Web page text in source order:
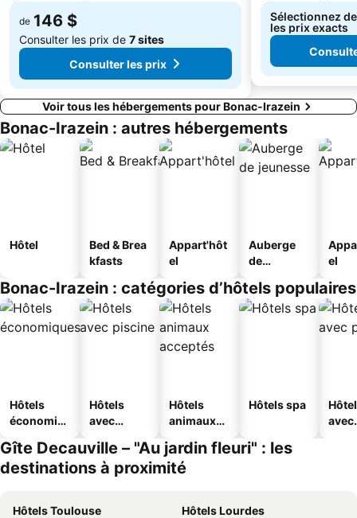
de 146 $
Consulter les prix de 7 sites
Consulter les prix
Sélectionnez
les prix exacts
Voir tous les hébergements pour Bonac-Irazein
Bonac-Irazein : autres hébergements
Hôtel
Bed & Brea
kfasts
Appart'hôt
el
Auberge
de
el
Bonac-Irazein : catégories d’hôtels populaires
Hôtels
économiq
Hôtels
avec
Hôtels
animaux
Hôtels spa
avec
Gîte Decauville – "Au jardin fleuri" : les
destinations à proximité
Hôtels Toulouse
Hôtels Lourdes